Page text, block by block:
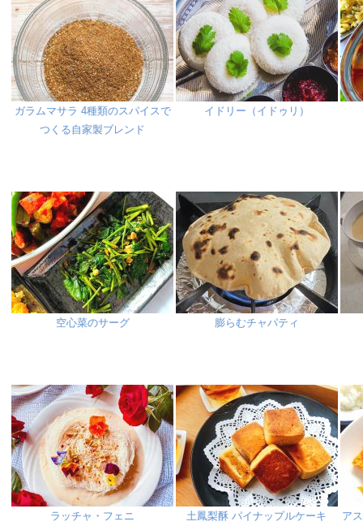
ガラムマサラ 4種類のスパイスで
つくる自家製ブレンド
イドリー（イドゥリ）
空心菜のサーグ 膨らむチャパティ
ラッチャ・フェニ 土鳳梨酥 パイナップルケーキ ア